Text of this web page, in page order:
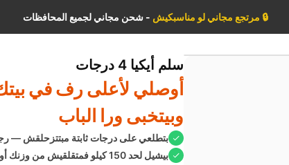
🔒 مرتجع مجاني لو مناسبكيش - شحن مجاني لجميع المحافظات
سلم أيكيا 4 درجات
أوصلي لأعلى رف في
وبيتخبى ورا الباب
بتطلعي على درجات ثابتة مبتتزحلقش —
بيشيل لحد 150 كيلو فمتقلقيش من وزنك أو أي حمل فوقيكي